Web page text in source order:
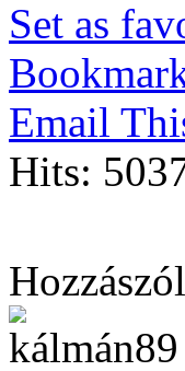
Set as
Email
Hits: